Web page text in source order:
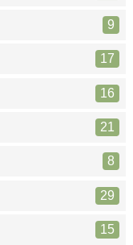
9
17
16
21
8
29
15